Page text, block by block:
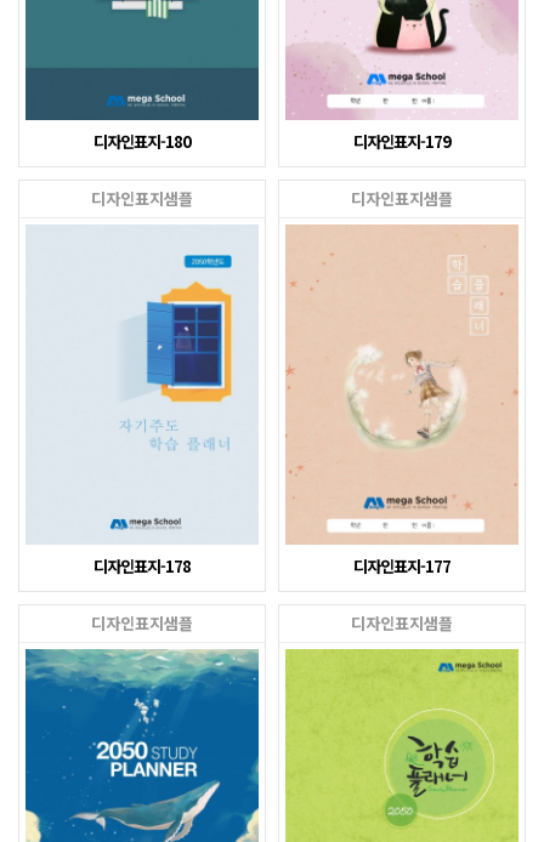
디자인표지-180 디자인표지-179
디자인표지샘플
디자인표지-178
디자인표지샘플
디자인표지-177
디자인표지샘플 디자인표지샘플